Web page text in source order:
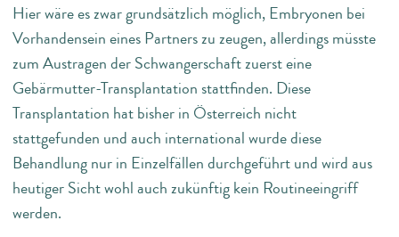
Hier wäre es zwar grundsätzlich möglich, Embryonen bei
Vorhandensein eines Partners zu zeugen, allerdings müsste
zum Austragen der Schwangerschaft zuerst eine
Gebärmutter-Transplantation stattfinden. Diese
Transplantation hat bisher in Österreich nicht
stattgefunden und auch international wurde diese
Behandlung nur in Einzelfällen durchgeführt und wird aus
heutiger Sicht wohl auch zukünftig kein Routineeingriff
werden.